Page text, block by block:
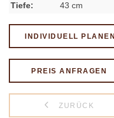
Tiefe:
43 cm
INDIVIDUELL PLANEN
PREIS ANFRAGEN
ZURÜCK